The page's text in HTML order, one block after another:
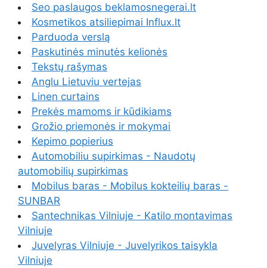
Seo paslaugos beklamosnegerai.lt
Kosmetikos atsiliepimai Influx.lt
Parduoda verslą
Paskutinės minutės kelionės
Tekstų rašymas
Anglu Lietuviu vertejas
Linen curtains
Prekės mamoms ir kūdikiams
Grožio priemonės ir mokymai
Kepimo popierius
Automobiliu supirkimas - Naudotų
automobilių supirkimas
Mobilus baras - Mobilus kokteilių baras -
SUNBAR
Santechnikas Vilniuje - Katilo montavimas
Vilniuje
Juvelyras Vilniuje - Juvelyrikos taisykla
Vilniuje